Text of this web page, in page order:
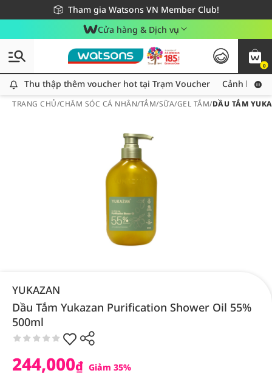
Tham gia Watsons VN Member Club!
Miễn phí giao hàng cho đơn hàng từ 249,000Đ
Giao hàng nhanh 24h - Áp dụng khu vực TP. Hồ Chí Minh
Cửa hàng & Dịch vụ
0
Thu thập thêm voucher hot tại Trạm Voucher
Thu thập thêm voucher hot tại Trạm Voucher Cảnh báo
TRANG CHỦ/CHĂM SÓC CÁ NHÂN/TẮM/SỮA/GEL TẮM/DẦU TẮM
YUKAZAN
Dầu Tắm Yukazan Purification Shower Oil 55%
500ml
244,000₫ Giảm 35%